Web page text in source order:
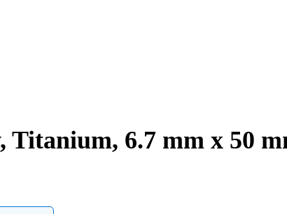
Titanium, 6.7 mm x 50